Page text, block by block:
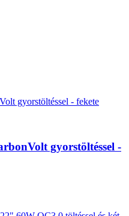
gyorstöltéssel -